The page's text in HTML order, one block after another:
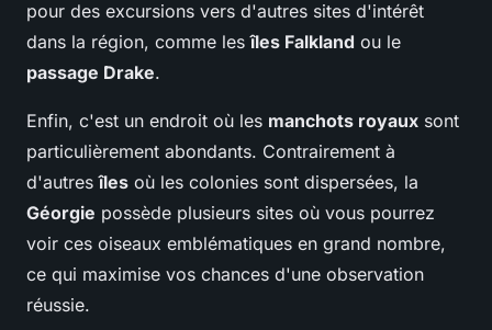
pour des excursions vers d'autres sites d'intérêt
dans la région, comme lesîles Falkland ou le
passage Drake.
Enfin, c'est un endroit où les manchots royaux sont
particulièrement abondants. Contrairement à
d'autresîles où les colonies sont dispersées, la
Géorgie possède plusieurs sites où vous pourrez
voir ces oiseaux emblématiques en grand nombre,
ce qui maximise vos chances d'une observation
réussie.